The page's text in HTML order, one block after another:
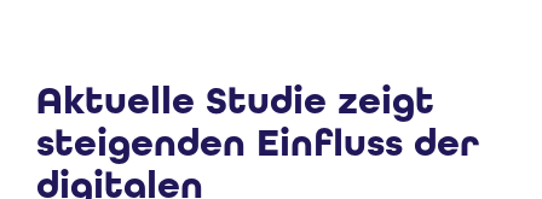
Aktuelle Studie zeigt
steigenden Einfluss der
digitalen